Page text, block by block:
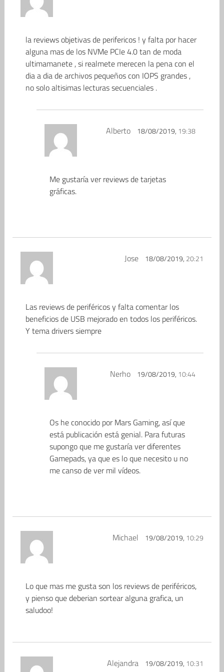
la reviews objetivas de perifericos ! y falta por hacer
alguna mas de los NVMe PCIe 4.0 tan de moda
ultimamanete , si realmete merecen la pena con el
dia a dia de archivos pequeños con IOPS grandes ,
no solo altisimas lecturas secuenciales .
Alberto 18/08/2019, 19:38
Me gustaría ver reviews de tarjetas
gráficas.
Jose 18/08/2019, 20:21
Las reviews de periféricos y falta comentar los
beneficios de USB mejorado en todos los periféricos.
Y tema drivers siempre
Nerho 19/08/2019, 10:44
Os he conocido por Mars Gaming, así que
está publicación está genial. Para futuras
supongo que me gustaría ver diferentes
Gamepads, ya que es lo que necesito u no
me canso de ver mil vídeos.
Michael 19/08/2019, 10:29
Lo que mas me gusta son los reviews de periféricos,
y pienso que deberian sortear alguna grafica, un
saludoo!
Alejandra 19/08/2019, 10:31